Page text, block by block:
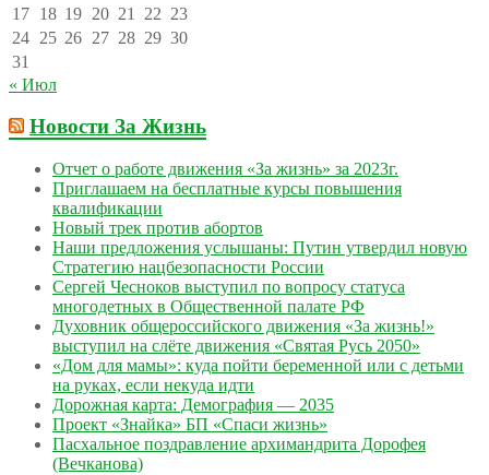
17 18 19 20 21 22 23
24 25 26 27 28 29 30
31
« Июл
Новости За Жизнь
Отчет о работе движения «За жизнь» за 2023г.
Приглашаем на бесплатные курсы повышения
квалификации
Новый трек против абортов
Наши предложения услышаны: Путин утвердил новую
Стратегию нацбезопасности России
Сергей Чесноков выступил по вопросу статуса
многодетных в Общественной палате РФ
Духовник общероссийского движения «За жизнь!»
выступил на слёте движения «Святая Русь 2050»
«Дом для мамы»: куда пойти беременной или с детьми
на руках, если некуда идти
Дорожная карта: Демография — 2035
Проект «Знайка» БП «Спаси жизнь»
Пасхальное поздравление архимандрита Дорофея
(Вечканова)